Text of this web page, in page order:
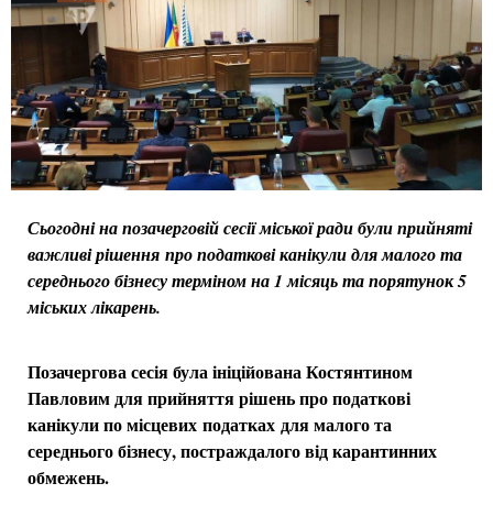
Сьогодні на позачерговій сесії міської ради були прийняті
важливі рішення про податкові канікули для малого та
середнього бізнесу терміном на 1 місяць та порятунок 5
міських лікарень.
Позачергова сесія була ініційована Костянтином
Павловим для прийняття рішень про податкові
канікули по місцевих податках для малого та
середнього бізнесу, постраждалого від карантинних
обмежень.